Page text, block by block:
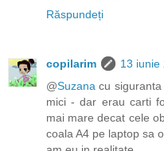
Răspundeți
copilarim
13 iunie
@Suzana cu
mici - dar erau carti
mai mare decat cele
coala A4 pe laptop sa